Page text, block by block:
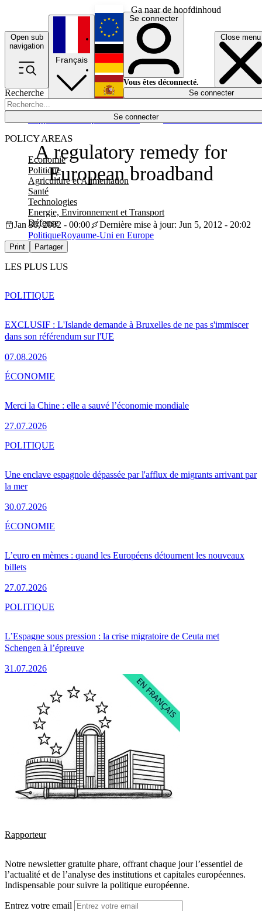
Ga naar de hoofdinhoud
Open sub
navigation
Close menu
Recherche
Se connecter
POLICY AREAS
Economie
Politique
Agriculture et Alimentation
Santé
Technologies
Energie, Environnement et Transport
Défense
Économie
Français
English
Deutsch
Español
Se connecter
Vous êtes déconnecté.
Se connecter
A regulatory remedy for
European broadband
Jan 30, 2002 - 00:00
Dernière mise à jour: Jun 5, 2012 - 20:02
PolitiqueRoyaume-Uni en Europe
Print Partager
LES PLUS LUS
EXCLUSIF : L'Islande demande à Bruxelles de ne pas s'immiscer
dans son référendum sur l'UE
07.08.2026
POLITIQUE
Merci la Chine : elle a sauvé l’économie mondiale
27.07.2026
ÉCONOMIE
Une enclave espagnole dépassée par l'afflux de migrants arrivant par
la mer
30.07.2026
POLITIQUE
L’euro en mèmes : quand les Européens détournent les nouveaux
billets
27.07.2026
ÉCONOMIE
L’Espagne sous pression : la crise migratoire de Ceuta met
Schengen à l’épreuve
31.07.2026
POLITIQUE
Rapporteur
Notre newsletter gratuite phare, offrant chaque jour l’essentiel de
l’actualité et de l’analyse des institutions et capitales européennes.
Indispensable pour suivre la politique européenne.
Entrez votre email